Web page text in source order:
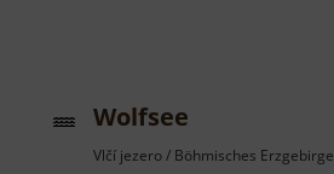
Wolfsee
Vlčí jezero / Böhmisches Erzgebirge